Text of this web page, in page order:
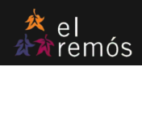
Saltar
al